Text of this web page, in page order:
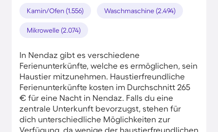
Kamin/Ofen (1.556) Waschmaschine (2.494)
Mikrowelle (2.074)
In Nendaz gibt es verschiedene
Ferienunterkünfte, welche es ermöglichen, sein
Haustier mitzunehmen. Haustierfreundliche
Ferienunterkünfte kosten im Durchschnitt 265
€ für eine Nacht in Nendaz. Falls du eine
zentrale Unterkunft bevorzugst, stehen für
dich unterschiedliche Möglichkeiten zur
Verfügung, da wenige der haustierfreundlichen